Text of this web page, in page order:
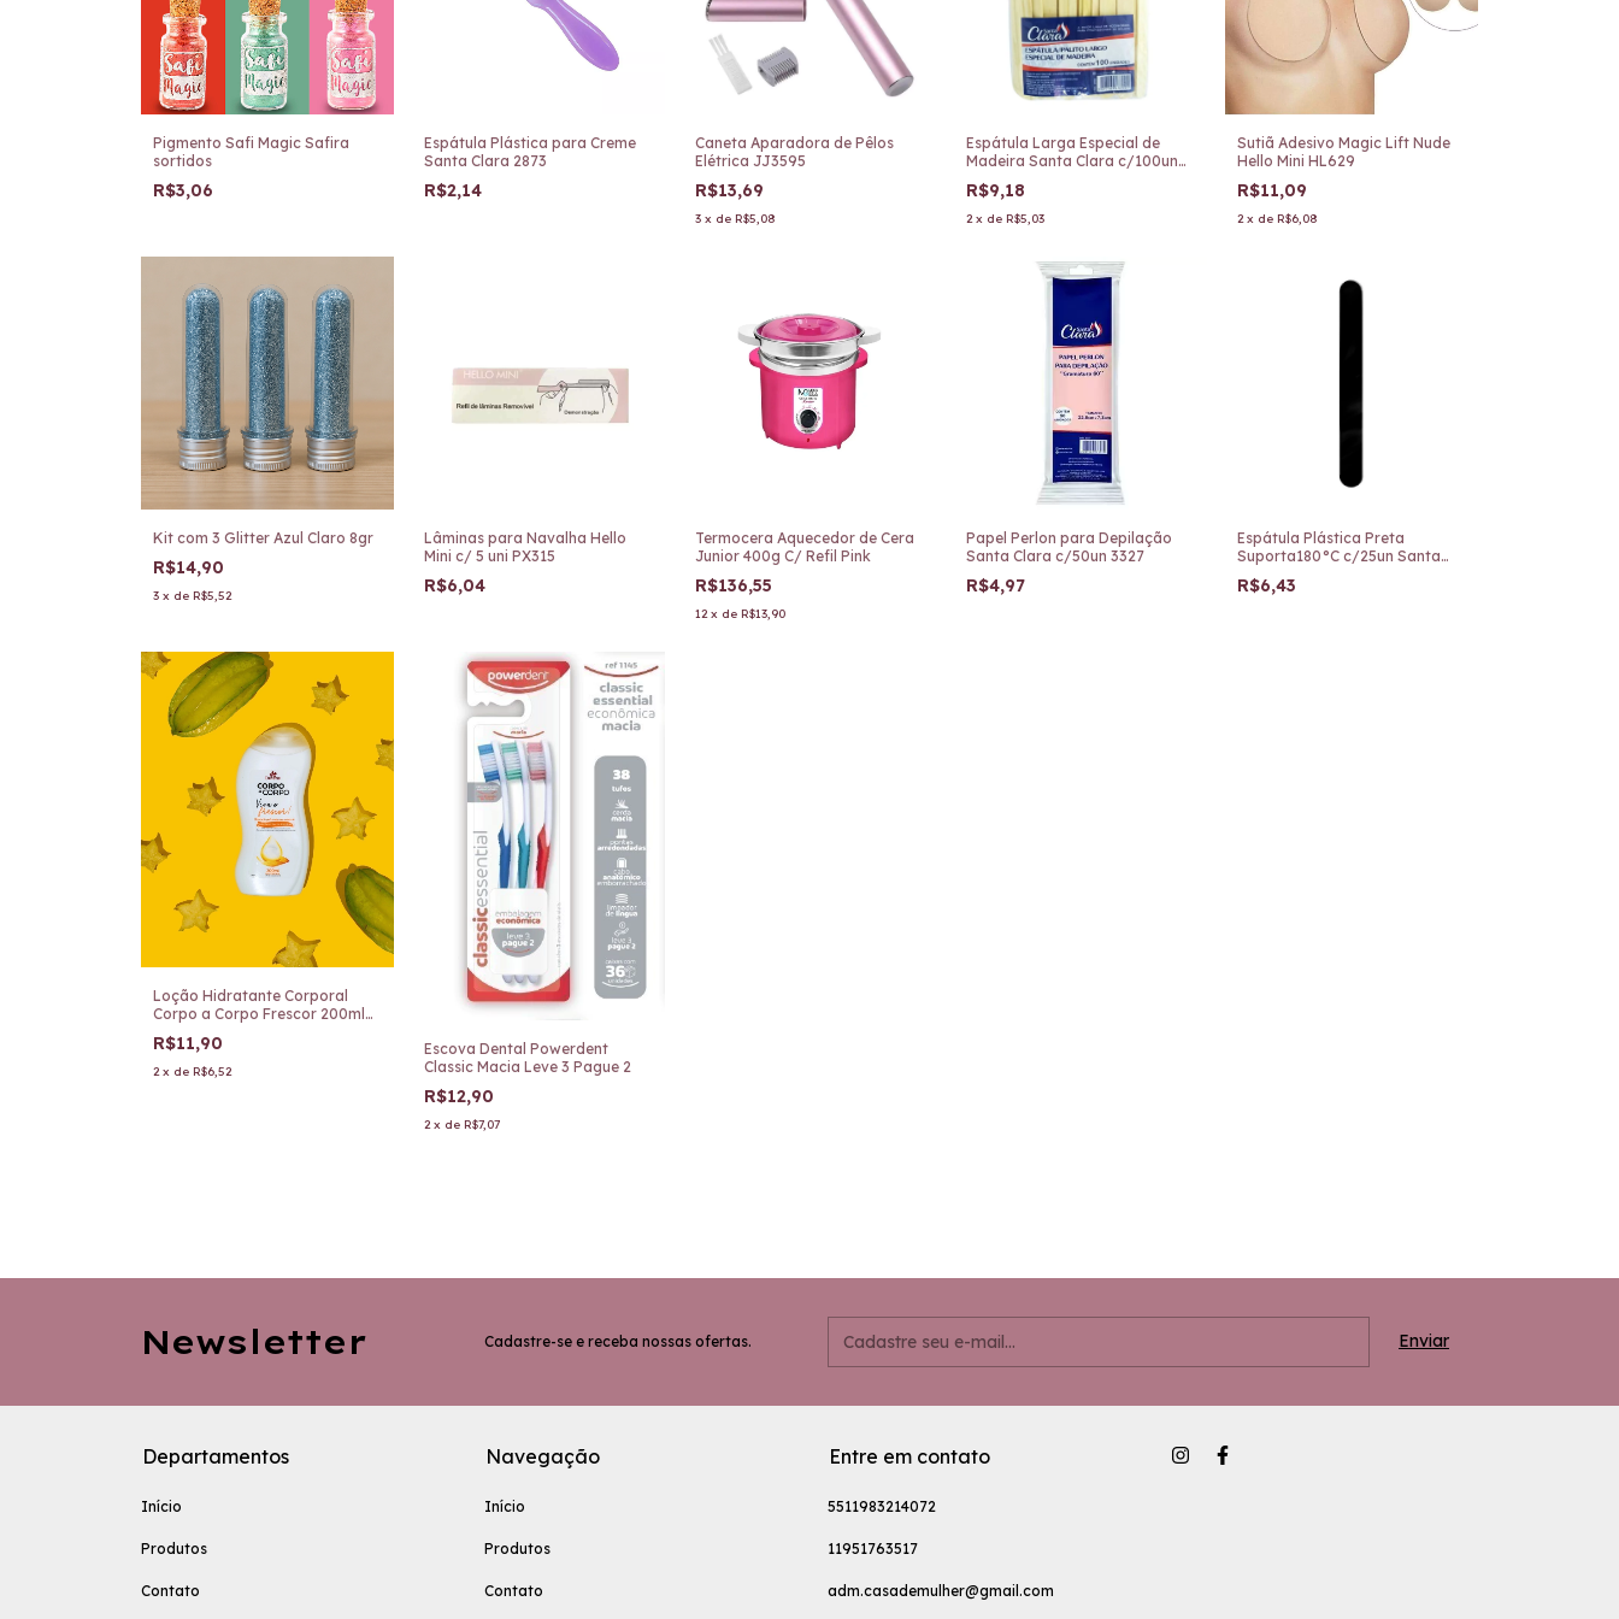
Pigmento Safi Magic Safira
sortidos
R$3,06
Espátula Plástica para Creme
Santa Clara 2873
R$2,14
Caneta Aparadora de Pêlos
Elétrica JJ3595
R$13,69
3 x de R$5,08
Espátula Larga Especial de
Madeira Santa Clara c/100un
R$9,18
2 x de R$5,03
Sutiã Adesivo Magic Lift Nude
Hello Mini HL629
R$11,09
2 x de R$6,08
Kit com 3 Glitter Azul Claro 8gr
R$14,90
3 x de R$5,52
Lâminas para Navalha Hello
Mini c/ 5 uni PX315
R$6,04
Termocera Aquecedor de Cera
Junior 400g C/ Refil Pink
R$136,55
12 x de R$13,90
Papel Perlon para Depilação
Santa Clara c/50un 3327
R$4,97
Espátula Plástica Preta
Suporta180°C c/25un Santa
R$6,43
Loção Hidratante Corporal
Corpo a Corpo Frescor 200ml
Davene
R$11,90
2 x de R$6,52
Escova Dental Powerdent
Classic Macia Leve 3 Pague 2
R$12,90
2 x de R$7,07
Newsletter Cadastre-se e receba nossas ofertas.
Departamentos
Início
Produtos
Contato
Navegação
Início
Produtos
Contato
Entre em contato
5511983214072
11951763517
adm.casademulher@gmail.com